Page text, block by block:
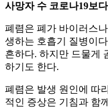
사망자 수 코로나19보
폐렴은 폐가 바이러스
생하는 호흡기 질병이
흔하다. 하지만 드물게
하기도 한다.
폐렴은 발생 원인에 따
적인 증상은 기침과 함